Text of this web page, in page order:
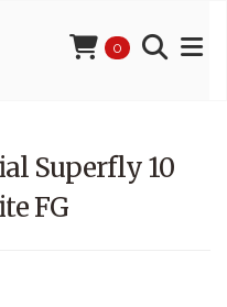
0
Superfly 10
FG